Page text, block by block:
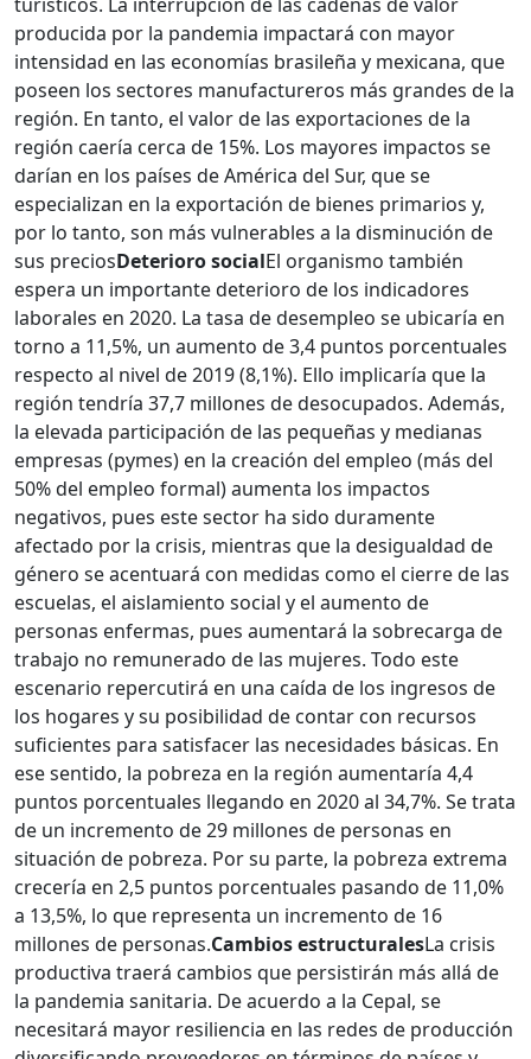
producida por la pandemia impactará con mayor
intensidad en las economías brasileña y mexicana, que
poseen los sectores manufactureros más grandes de la
región. En tanto, el valor de las exportaciones de la
región caería cerca de 15%. Los mayores impactos se
darían en los países de América del Sur, que se
especializan en la exportación de bienes primarios y,
por lo tanto, son más vulnerables a la disminución de
sus preciosDeterioro socialEl organismo también
espera un importante deterioro de los indicadores
laborales en 2020. La tasa de desempleo se ubicaría en
torno a 11,5%, un aumento de 3,4 puntos porcentuales
respecto al nivel de 2019 (8,1%). Ello implicaría que la
región tendría 37,7 millones de desocupados. Además,
la elevada participación de las pequeñas y medianas
empresas (pymes) en la creación del empleo (más del
50% del empleo formal) aumenta los impactos
negativos, pues este sector ha sido duramente
afectado por la crisis, mientras que la desigualdad de
género se acentuará con medidas como el cierre de las
escuelas, el aislamiento social y el aumento de
personas enfermas, pues aumentará la sobrecarga de
trabajo no remunerado de las mujeres. Todo este
escenario repercutirá en una caída de los ingresos de
los hogares y su posibilidad de contar con recursos
suficientes para satisfacer las necesidades básicas. En
ese sentido, la pobreza en la región aumentaría 4,4
puntos porcentuales llegando en 2020 al 34,7%. Se trata
de un incremento de 29 millones de personas en
situación de pobreza. Por su parte, la pobreza extrema
crecería en 2,5 puntos porcentuales pasando de 11,0%
a 13,5%, lo que representa un incremento de 16
millones de personas.Cambios estructuralesLa crisis
productiva traerá cambios que persistirán más allá de
la pandemia sanitaria. De acuerdo a la Cepal, se
necesitará mayor resiliencia en las redes de producción